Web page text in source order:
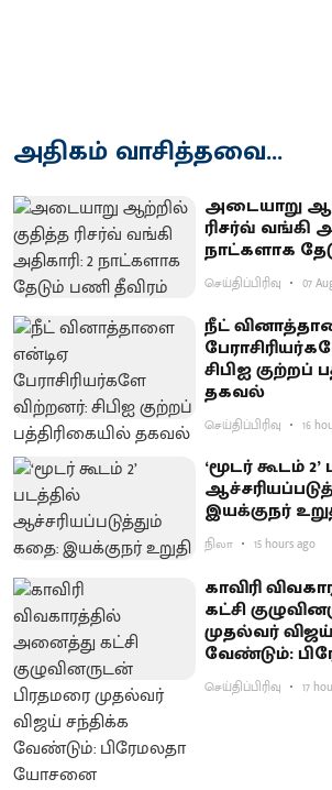
அதிகம் வாசித்தவை...
அடையாறு
ரிசர்வ் வங்கி
நாட்களாக
செய்திப்பிரிவு 07
நீட்
சிபிஐ குற்றப்
தகவல்
செய்திப்பிரிவு 16
‘மூடர் கூடம்
இயக்குநர்
நிலா 15 hours ago
காவிரி
கட்சி
முதல்வர்
வேண்டும்:
யோசனை
செய்திப்பிரிவு 17